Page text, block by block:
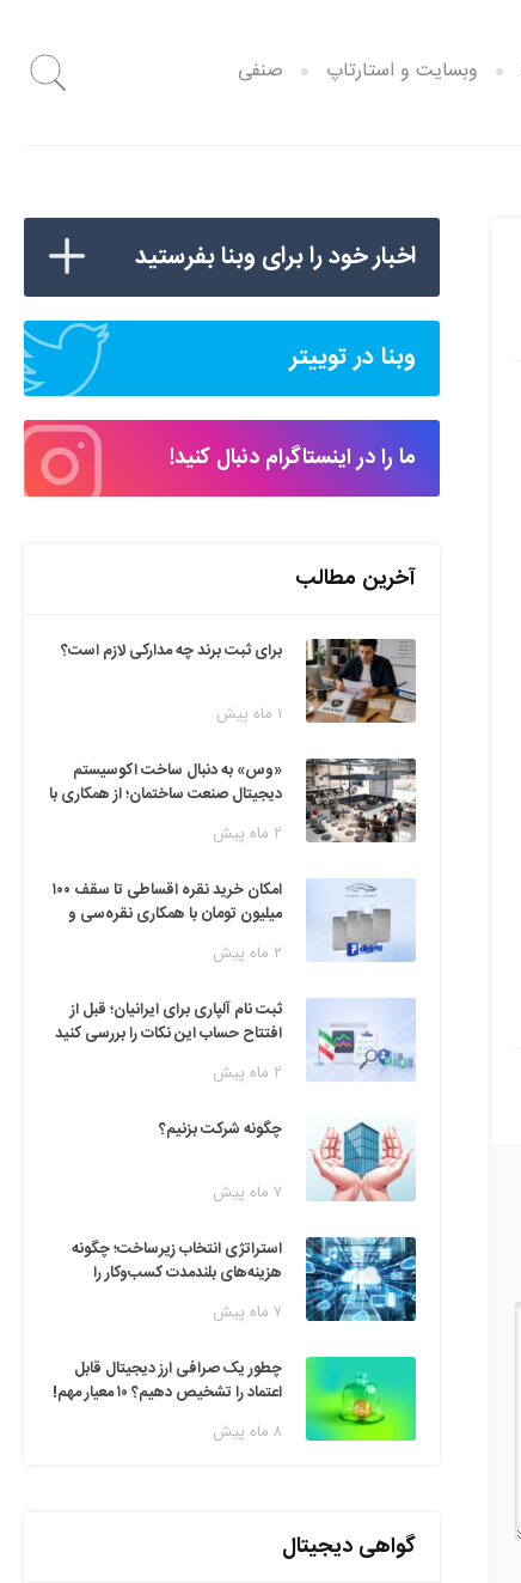
وبسایت و استارتاپ صنفی
اخبار خود را برای وبنا بفرستید
وبنا در توییتر
ما را در اینستاگرام دنبال کنید!
آخرین مطالب
برای ثبت برند چه مدارکی لازم است؟
۱ ماه پیش
«وس» به دنبال ساخت اکوسیستم
دیجیتال صنعت ساختمان؛ از همکاری با
فناوری۲ ماه پیش
امکان خرید نقره اقساطی تا سقف ۱۰۰
میلیون تومان با همکاری نقره‌سی و
۲ ماه پیش
ثبت نام آلپاری برای ایرانیان؛ قبل از
افتتاح حساب این نکات را بررسی کنید
۲ ماه پیش
چگونه شرکت بزنیم؟
۷ ماه پیش
استراتژی انتخاب زیرساخت؛ چگونه
هزینه‌های بلندمدت کسب‌وکار را
۷ ماه پیش
چطور یک صرافی ارز دیجیتال قابل
اعتماد را تشخیص دهیم؟ ۱۰ معیار مهم!
۸ ماه پیش
گواهی دیجیتال